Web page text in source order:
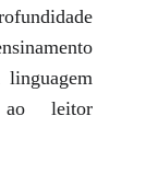
leitor